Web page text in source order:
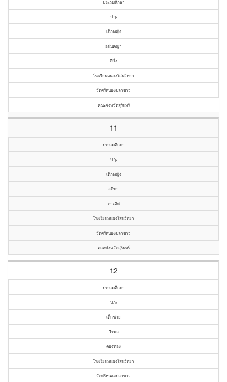
ประถมศึกษา
ป.๖
เด็กหญิง
อนันตญา
ดียิ่ง
โรงเรียนหนองโสนวิทยา
วัดศรีหนองปลาขาว
คณะจังหวัดสุรินทร์
11
ประถมศึกษา
ป.๖
เด็กหญิง
อดิษา
ตาเลิศ
โรงเรียนหนองโสนวิทยา
วัดศรีหนองปลาขาว
คณะจังหวัดสุรินทร์
12
ประถมศึกษา
ป.๖
เด็กชาย
วีรพล
ตองทอง
โรงเรียนหนองโสนวิทยา
วัดศรีหนองปลาขาว